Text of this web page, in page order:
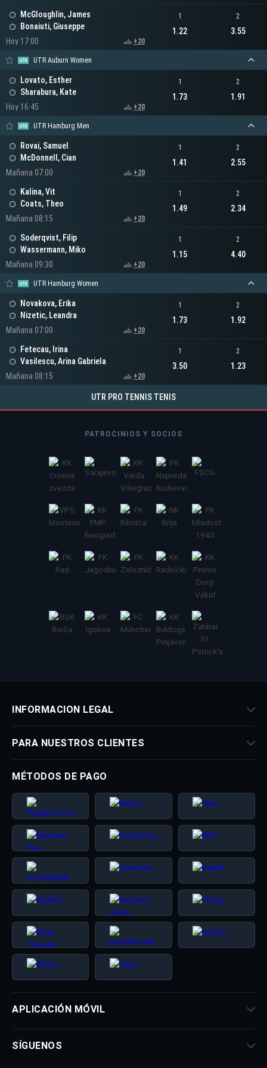
McGloughlin, James
Bonaiuti, Giuseppe
Hoy 17:00
+20
1
1.22
2
3.55
UTR Auburn Women
Lovato, Esther
Sharabura, Kate
Hoy 16:45
+20
1
1.73
2
1.91
UTR Hamburg Men
Rovai, Samuel
McDonnell, Cian
Mañana 07:00
+20
1
1.41
2
2.55
Kalina, Vit
Coats, Theo
Mañana 08:15
+20
1
1.49
2
2.34
Soderqvist, Filip
Wassermann, Miko
Mañana 09:30
+20
1
1.15
2
4.40
UTR Hamburg Women
Novakova, Erika
Nizetic, Leandra
Mañana 07:00
+20
1
1.73
2
1.92
Fetecau, Irina
Vasilescu, Arina Gabriela
Mañana 08:15
+20
1
3.50
2
1.23
UTR PRO TENNIS TENIS
PATROCINIOS Y SOCIOS
INFORMACION LEGAL
PARA NUESTROS CLIENTES
MÉTODOS DE PAGO
APLICACIÓN MÓVIL
SÍGUENOS